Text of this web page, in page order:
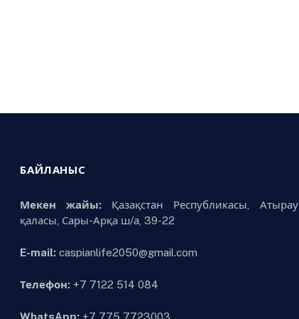
БАЙЛАНЫС
Мекен жайы:Қазақстан Республикасы, Атырау
қаласы, Сары-Арқа ш/а, 39-22
E-mail: caspianlife2050@gmail.com
Телефон: +7 7122 514 084